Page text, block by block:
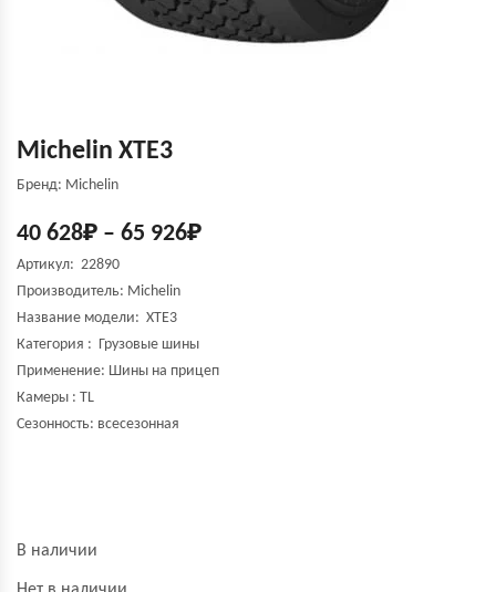
Michelin XTE3
Бренд: Michelin
40 628₽ – 65 926₽
Артикул: 22890
Производитель: Michelin
Название модели: XTE3
Категория : Грузовые шины
Применение: Шины на прицеп
Камеры : TL
Сезонность: всесезонная
В наличии